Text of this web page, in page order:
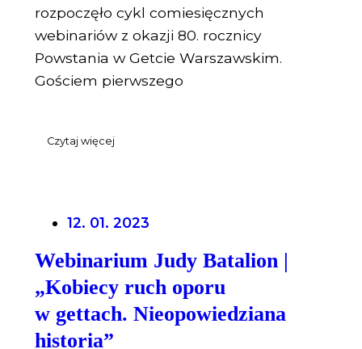
rozpoczęło cykl comiesięcznych
webinariów z okazji 80. rocznicy
Powstania w Getcie Warszawskim.
Gościem pierwszego
Czytaj więcej
12. 01. 2023
Webinarium Judy Batalion |
„Kobiecy ruch oporu
w gettach. Nieopowiedziana
historia”